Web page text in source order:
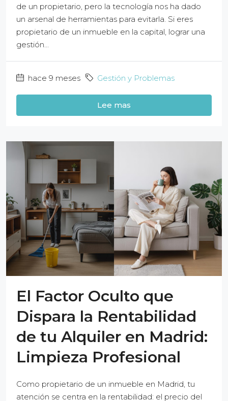
de un propietario, pero la tecnología nos ha dado
un arsenal de herramientas para evitarla. Si eres
propietario de un inmueble en la capital, lograr una
gestión...
hace 9 meses Gestión y Problemas
Lee mas
El Factor Oculto que
Dispara la Rentabilidad
de tu Alquiler en Madrid:
Limpieza Profesional
Como propietario de un inmueble en Madrid, tu
atención se centra en la rentabilidad: el precio del